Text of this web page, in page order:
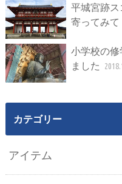
平城宮跡
寄ってみて
小学校の
ました
カテゴリー
アイテム